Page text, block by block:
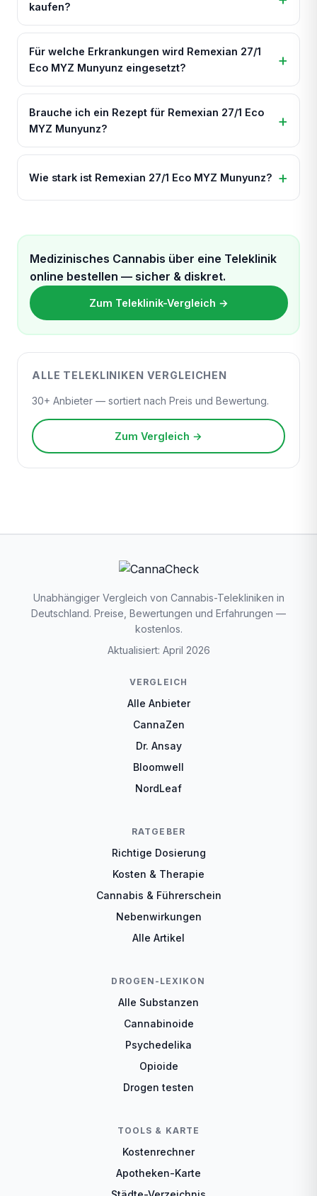
kaufen?
Für welche Erkrankungen wird Remexian 27/1
Eco MYZ Munyunz eingesetzt?
Brauche ich ein Rezept für Remexian 27/1 Eco
MYZ Munyunz?
Wie stark ist Remexian 27/1 Eco MYZ Munyunz?
Medizinisches Cannabis über eine Teleklinik
online bestellen — sicher & diskret.
Zum Teleklinik-Vergleich →
ALLE TELEKLINIKEN VERGLEICHEN
30+ Anbieter — sortiert nach Preis und Bewertung.
Zum Vergleich →
Unabhängiger Vergleich von Cannabis-Telekliniken in
Deutschland. Preise, Bewertungen und Erfahrungen —
kostenlos.
Aktualisiert: April 2026
VERGLEICH
Alle Anbieter
CannaZen
Dr. Ansay
Bloomwell
NordLeaf
RATGEBER
Richtige Dosierung
Kosten & Therapie
Cannabis & Führerschein
Nebenwirkungen
Alle Artikel
DROGEN-LEXIKON
Alle Substanzen
Cannabinoide
Psychedelika
Opioide
Drogen testen
TOOLS & KARTE
Kostenrechner
Apotheken-Karte